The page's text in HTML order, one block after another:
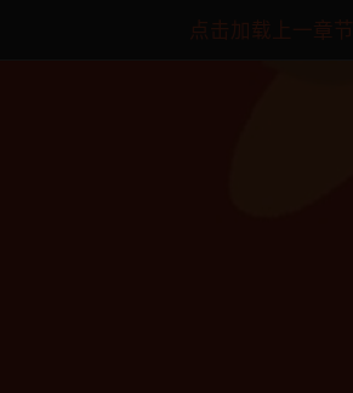
点击加载上一章节